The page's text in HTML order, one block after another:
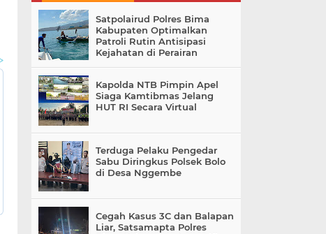
Satpolairud Polres Bima
Kabupaten Optimalkan
Patroli Rutin Antisipasi
Kejahatan di Perairan
Kapolda NTB Pimpin Apel
Siaga Kamtibmas Jelang
HUT RI Secara Virtual
Terduga Pelaku Pengedar
Sabu Diringkus Polsek Bolo
di Desa Nggembe
Cegah Kasus 3C dan Balapan
Liar, Satsamapta Polres